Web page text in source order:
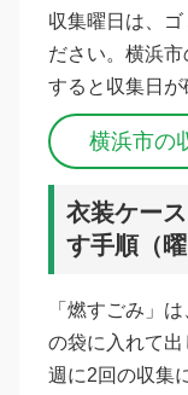
収集曜日は、
ださい。横浜
すると収集日が
横浜市の
衣装ケー
す手順（
「燃すごみ」
の袋に入れて出
週に2回の収集